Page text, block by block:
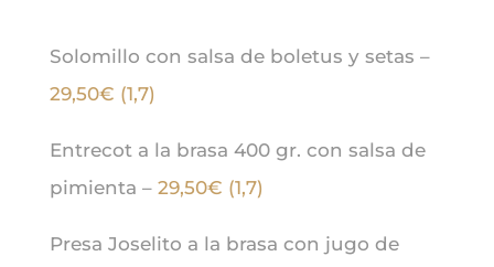
Solomillo con salsa de boletus y setas –
29,50€ (1,7)
Entrecot a la brasa 400 gr. con salsa de
pimienta – 29,50€ (1,7)
Presa Joselito a la brasa con jugo de